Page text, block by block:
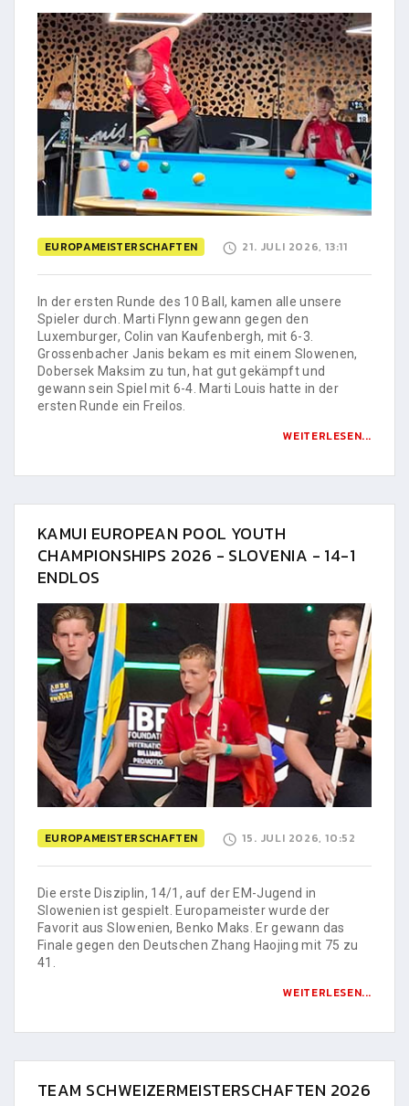
EUROPAMEISTERSCHAFTEN 21. JULI 2026, 13:11
In der ersten Runde des 10 Ball, kamen alle unsere
Spieler durch. Marti Flynn gewann gegen den
Luxemburger, Colin van Kaufenbergh, mit 6-3.
Grossenbacher Janis bekam es mit einem Slowenen,
Dobersek Maksim zu tun, hat gut gekämpft und
gewann sein Spiel mit 6-4. Marti Louis hatte in der
ersten Runde ein Freilos.
WEITERLESEN...
KAMUI EUROPEAN POOL YOUTH
CHAMPIONSHIPS 2026 - SLOVENIA - 14-1
ENDLOS
EUROPAMEISTERSCHAFTEN 15. JULI 2026, 10:52
Die erste Disziplin, 14/1, auf der EM-Jugend in
Slowenien ist gespielt. Europameister wurde der
Favorit aus Slowenien, Benko Maks. Er gewann das
Finale gegen den Deutschen Zhang Haojing mit 75 zu
41.
WEITERLESEN...
TEAM SCHWEIZERMEISTERSCHAFTEN 2026